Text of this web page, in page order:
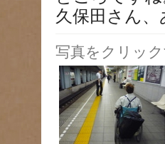
久保田さん
写真をクリッ